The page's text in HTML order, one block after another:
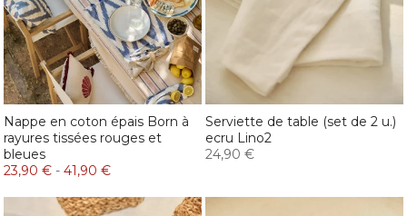
Nappe en coton épais Born à
rayures tissées rouges et
bleues
23,90 € - 41,90 €
Serviette de table (set de 2 u.)
ecru Lino2
24,90 €